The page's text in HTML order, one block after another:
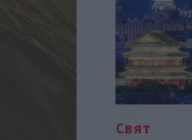
Свят